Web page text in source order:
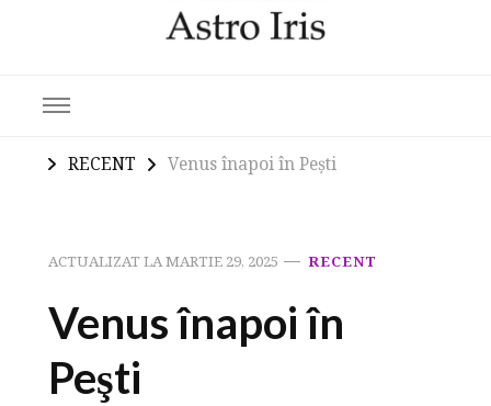
RECENT Venus înapoi în Peşti
ACTUALIZAT LAMARTIE 29, 2025 RECENT
Venus înapoi în
Peşti